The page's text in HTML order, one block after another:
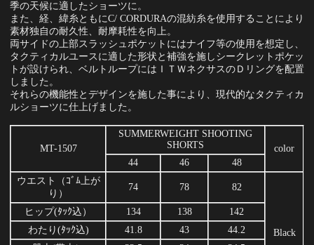
季の天候に適したショーツに。
また、経、緯糸ともにC/ CORDURAの混紡糸を使用することにより
素材独自の耐久性、耐摩耗性を向上。
両サイドの上部スラッシュポケットにはナイフ等の使用を想定し、
タクティカルユースに適した形状と補強を施しシークレットポケッ
トが設けられ、ベルトループにはＩＴＷネクサスのＤリングを配置
しました。
それらの機能性とデザインを施した事により、現代的なタクティカ
ルショーツに仕上げました。
MT-1507
SUMMERWEIGHT SHOOTING
SHORTS
color
44
46
48
ウエスト（ｺﾞﾑ上が
り）
74 78 82
Black
ヒップ(ﾀｯｸ込） 134 138
142
わたり(ﾀｯｸ込)
41.8 43
44.2